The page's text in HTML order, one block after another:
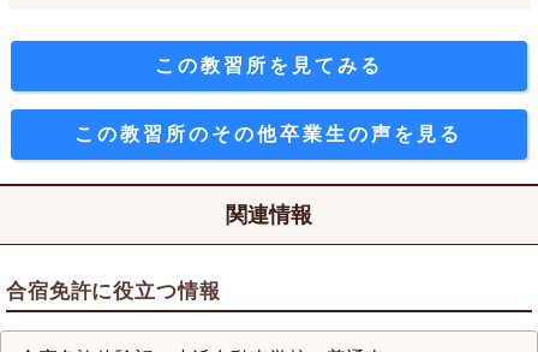
この教習所を見てみる
この教習所のその他卒業生の声を見る
関連情報
合宿免許に役立つ情報